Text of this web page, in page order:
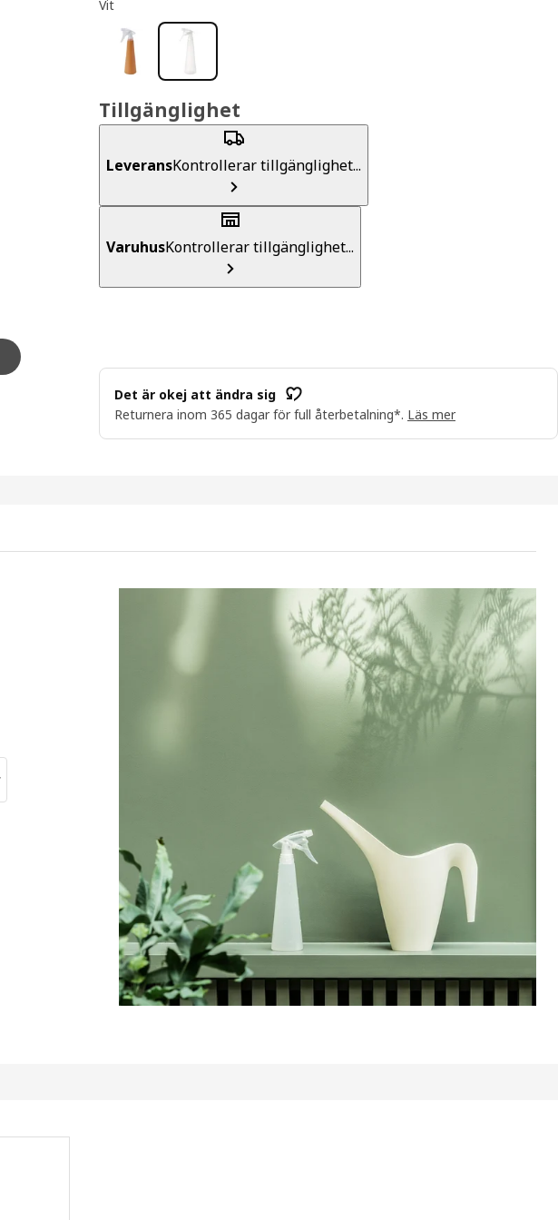
Vit
Tillgänglighet
LeveransKontrollerar tillgänglighet...
VaruhusKontrollerar tillgänglighet...
Det är okej att ändra sig
Returnera inom 365 dagar för full återbetalning*. Läs mer